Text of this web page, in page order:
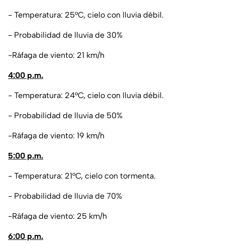
- Temperatura: 25°C, cielo con lluvia débil.
- Probabilidad de lluvia de 30%
-Ráfaga de viento: 21 km/h
4:00 p.m.
- Temperatura: 24°C, cielo con lluvia débil.
- Probabilidad de lluvia de 50%
-Ráfaga de viento: 19 km/h
5:00 p.m.
- Temperatura: 21°C, cielo con tormenta.
- Probabilidad de lluvia de 70%
-Ráfaga de viento: 25 km/h
6:00 p.m.